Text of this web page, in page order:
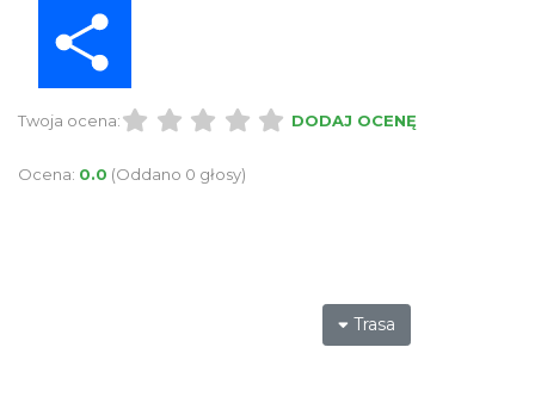
Twoja ocena: DODAJ OCENĘ
Ocena: 0.0 (Oddano 0 głosy)
Trasa